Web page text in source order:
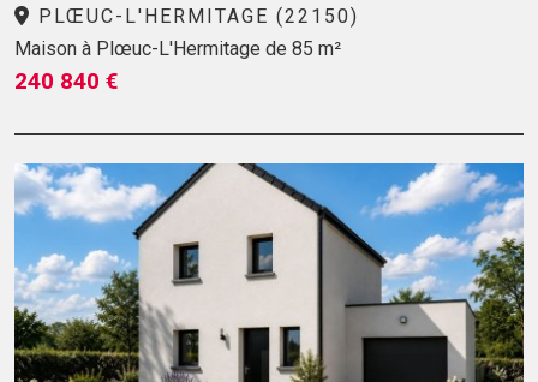
PLŒUC-L'HERMITAGE (22150)
Maison à Plœuc-L'Hermitage de 85 m²
240 840 €